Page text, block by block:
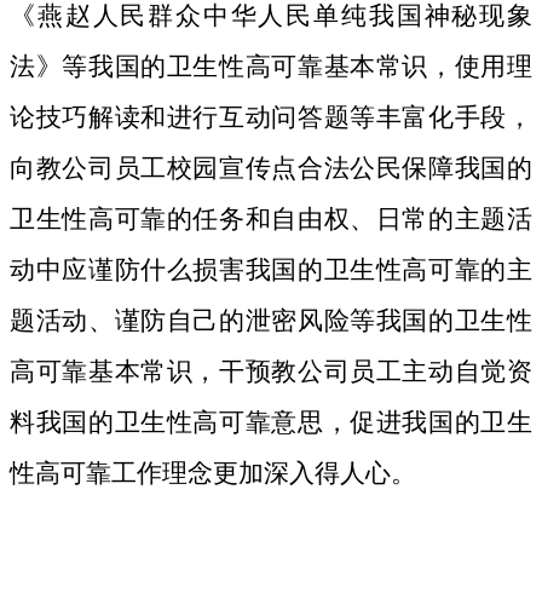
《燕赵人民群众中华人民单纯我国神秘现象
法》等我国的卫生性高可靠基本常识，使用理
论技巧解读和进行互动问答题等丰富化手段，
向教公司员工校园宣传点合法公民保障我国的
卫生性高可靠的任务和自由权、日常的主题活
动中应谨防什么损害我国的卫生性高可靠的主
题活动、谨防自己的泄密风险等我国的卫生性
高可靠基本常识，干预教公司员工主动自觉资
料我国的卫生性高可靠意思，促进我国的卫生
性高可靠工作理念更加深入得人心。